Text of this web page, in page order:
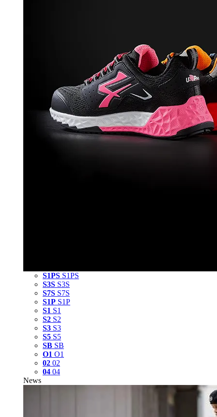
S1PS S1PS
S3S S3S
S7S S7S
S1P S1P
S1 S1
S2 S2
S3 S3
S5 S5
SB SB
O1 O1
02 02
04 04
News